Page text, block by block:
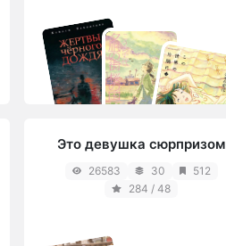
Это девушка сюрпризом
26583 30
512
284 / 48